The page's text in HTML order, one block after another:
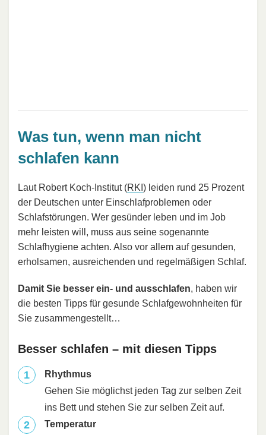
Was tun, wenn man nicht
schlafen kann
Laut Robert Koch-Institut (RKI ) leiden rund 25 Prozent
der Deutschen unter Einschlafproblemen oder
Schlafstörungen. Wer gesünder leben und im Job
mehr leisten will, muss aus seine sogenannte
Schlafhygiene achten. Also vor allem auf gesunden,
erholsamen, ausreichenden und regelmäßigen Schlaf.
Damit Sie besser ein- und ausschlafen, haben wir
die besten Tipps für gesunde Schlafgewohnheiten für
Sie zusammengestellt…
Besser schlafen – mit diesen Tipps
Rhythmus
Gehen Sie möglichst jeden Tag zur selben Zeit
ins Bett und stehen Sie zur selben Zeit auf.
Temperatur